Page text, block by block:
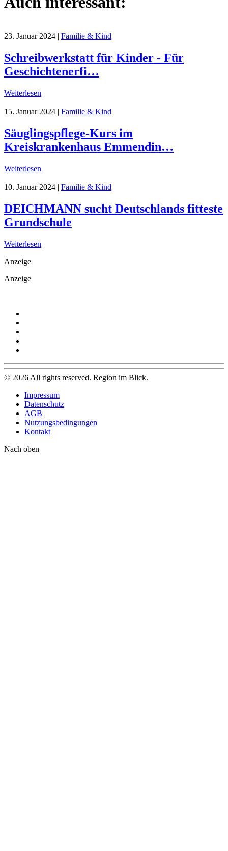
23. Januar 2024 | Familie & Kind
Schreibwerkstatt für Kinder - Für
Geschichtenerfi…
Weiterlesen
15. Januar 2024 | Familie & Kind
Säuglingspflege-Kurs im
Kreiskrankenhaus Emmendin…
Weiterlesen
10. Januar 2024 | Familie & Kind
DEICHMANN sucht Deutschlands fitteste
Grundschule
Weiterlesen
Anzeige
Anzeige
© 2026 All rights reserved. Region im Blick.
Impressum
Datenschutz
AGB
Nutzungsbedingungen
Kontakt
Nach oben